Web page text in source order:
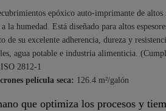
epóxico auto-imprimante de
la humedad. Está diseñado para altos
su excelente adherencia, dureza y
agua potable e industria alimenticia.
2812-1
película seca: 126.4 m²/galón
que optimiza los procesos y